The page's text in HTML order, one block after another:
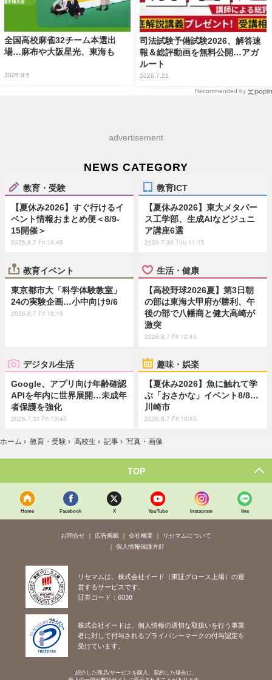
全国高校麻雀32チーム本選出
場…麻布や大阪星光、東海も
2026.8.5
司法試験予備試験2026、解答速
報＆総評動画を無料公開…アガ
ルート
2026.7.21
Recommended by
advertisement
NEWS CATEGORY
教育・受験
【夏休み2026】すぐ行けるイ
ベント情報おまとめ便＜8/9-
15開催＞
2026.8.7 Fri 19:45
教育ICT
【夏休み2026】東大メタバー
ス工学部、生成AIなどジュニ
ア講座6選
2026.7.30 Thu 11:15
教育イベント
東京都市大「科学体験教室」
24の実験企画…小中向け9/6
2026.8.7 Fri 18:15
生活・健康
【高校野球2026夏】第3日朝
の部は東海大甲府が勝利、午
後の部で八幡商と健大高崎が
激突
2026.8.7 Fri 12:45
デジタル生活
Google、アプリ向け年齢確認
APIを年内に世界展開…未成年
者保護を強化
2026.7.31 Fri 13:45
趣味・娯楽
【夏休み2026】魚に触れて学
ぶ「おさかな」イベント8/8…
川崎市
2026.8.7 Fri 10:45
ホーム › 教育・受験 › 高校生 › 記事 › 写真・画像
TOP
Home Facebook X YouTube Instagram line
お問合せ 広告掲載 会社概要
リセマムについて
個人情報保護方針
リセマムは、株式会社イード（東証グロース上場）の運
営するサービスです。
証券コード：6038
株式会社イードは、個人情報の適切な取扱いを行う事業
者に対して付与されるプライバシーマークの付与認定を
受けています。
紹介した商品/サービスを購入、契約した場合に、